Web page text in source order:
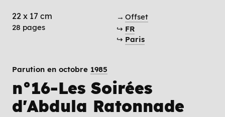
22 x 17 cm
28 pages
→ Offset
↪ FR
↪ Paris
Parution en octobre 1985
n°16-Les Soirées
d'Abdula Ratonnade